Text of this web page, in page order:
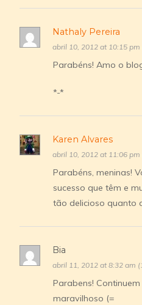
Nathaly Pereira
abril 10, 2012 at 10:15 pm
Parabéns! Amo o
*-*
Karen Alvares
abril 10, 2012 at 11:06 pm
Parabéns, meninas!
sucesso que têm e
tão delicioso quanto
Bia
abril 11, 2012 at 8:32 am
Parabens!
maravilhoso (=